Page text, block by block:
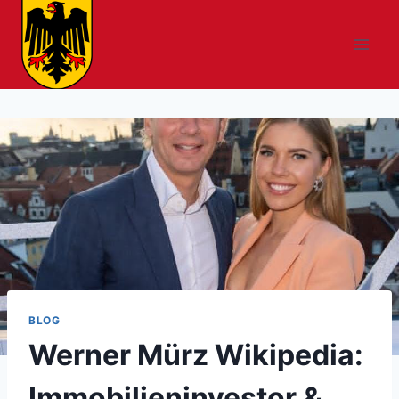
Skip
content
BLOG
Werner Mürz Wikipedia: